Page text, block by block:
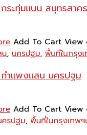
ระทุ่มแบน สมุทรสาค
Add To Cart View
น, นครปฐม, พื้นที่ในกรุง
ำแพงแสน นครปฐม
Add To Cart View
ครปฐม, พื้นที่ในกรุงเทพ